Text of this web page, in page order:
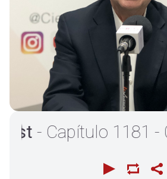
1181 - 08-11-23